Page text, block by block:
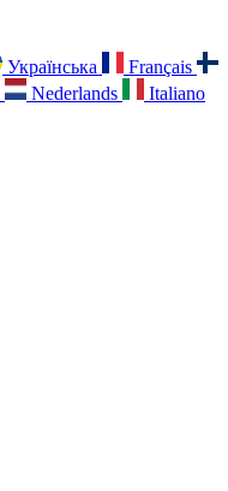
Українська
Français
Nederlands Italiano